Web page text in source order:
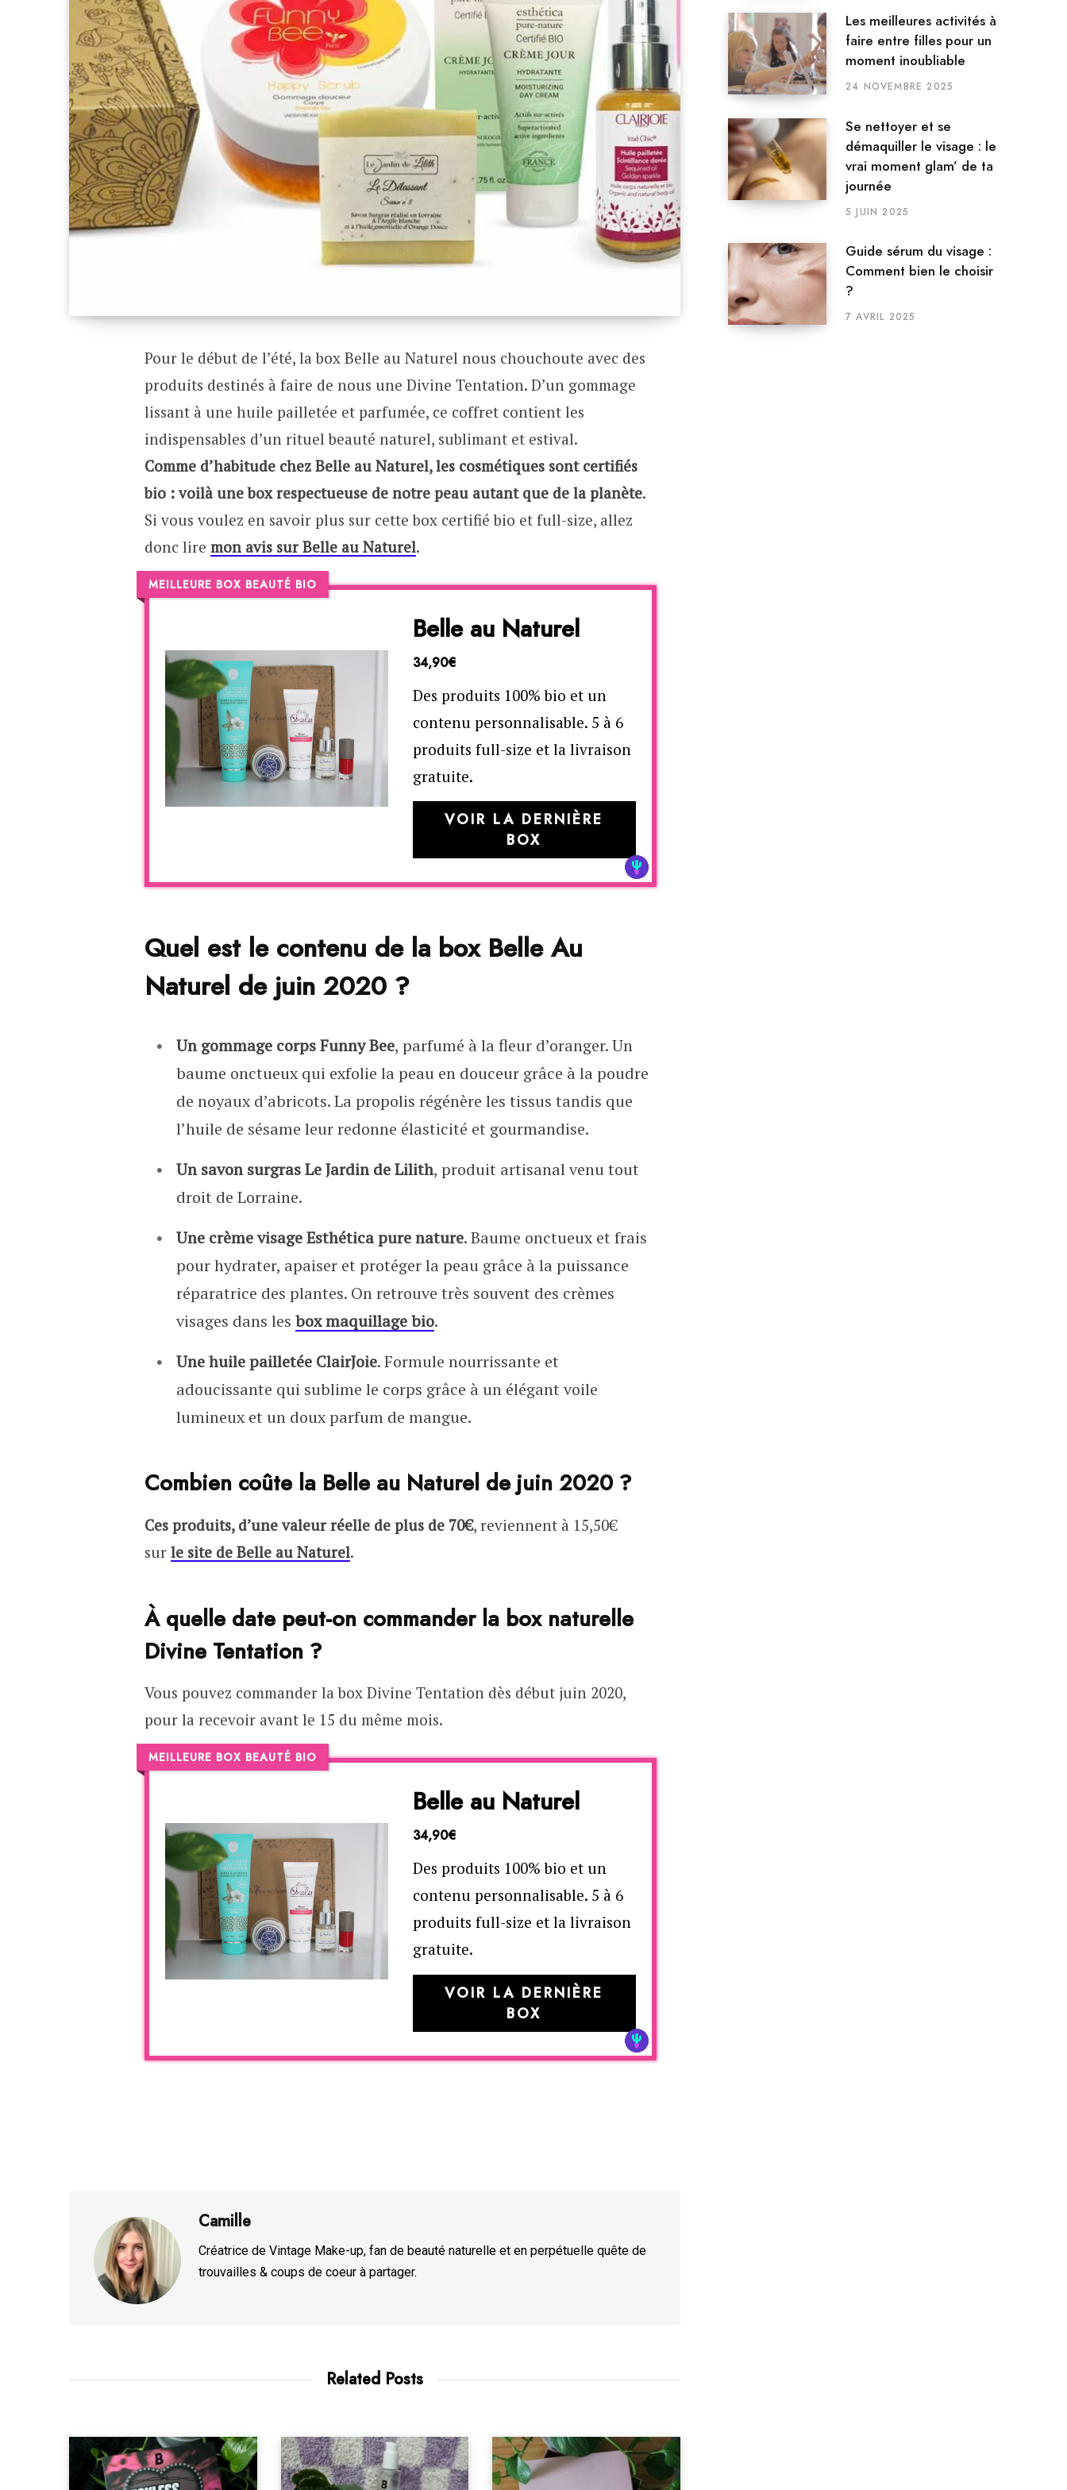
Pour le début de l’été, la box Belle au Naturel nous chouchoute avec des
produits destinés à faire de nous une Divine Tentation. D’un gommage
lissant à une huile pailletée et parfumée, ce coffret contient les
indispensables d’un rituel beauté naturel, sublimant et estival.
Comme d’habitude chez Belle au Naturel, les cosmétiques sont certifiés
bio : voilà une box respectueuse de notre peau autant que de la planète.
Si vous voulez en savoir plus sur cette box certifié bio et full-size, allez
donc lire mon avis sur Belle au Naturel.
MEILLEURE BOX BEAUTÉ BIO
Belle au Naturel
34,90€
Des produits 100% bio et un
contenu personnalisable. 5 à 6
produits full-size et la livraison
gratuite.
VOIR LA DERNIÈRE
BOX
Quel est le contenu de la box Belle Au
Naturel de juin 2020 ?
Un gommage corps Funny Bee, parfumé à la fleur d’oranger. Un
baume onctueux qui exfolie la peau en douceur grâce à la poudre
de noyaux d’abricots. La propolis régénère les tissus tandis que
l’huile de sésame leur redonne élasticité et gourmandise.
Un savon surgras Le Jardin de Lilith, produit artisanal venu tout
droit de Lorraine.
Une crème visage Esthética pure nature. Baume onctueux et frais
pour hydrater, apaiser et protéger la peau grâce à la puissance
réparatrice des plantes. On retrouve très souvent des crèmes
visages dans les box maquillage bio.
Une huile pailletée ClairJoie. Formule nourrissante et
adoucissante qui sublime le corps grâce à un élégant voile
lumineux et un doux parfum de mangue.
Combien coûte la Belle au Naturel de juin 2020 ?
Ces produits, d’une valeur réelle de plus de 70€, reviennent à 15,50€
sur le site de Belle au Naturel.
À quelle date peut-on commander la box naturelle
Divine Tentation ?
Vous pouvez commander la box Divine Tentation dès début juin 2020,
pour la recevoir avant le 15 du même mois.
MEILLEURE BOX BEAUTÉ BIO
Belle au Naturel
34,90€
Des produits 100% bio et un
contenu personnalisable. 5 à 6
produits full-size et la livraison
gratuite.
VOIR LA DERNIÈRE
BOX
Camille
Créatrice de Vintage Make-up, fan de beauté naturelle et en perpétuelle quête de
trouvailles & coups de coeur à partager.
Related Posts
Les meilleures activités à
faire entre filles pour un
moment inoubliable
24 NOVEMBRE 2025
Se nettoyer et se
démaquiller le visage : le
vrai moment glam’ de ta
journée
5 JUIN 2025
Guide sérum du visage :
Comment bien le choisir
?
7 AVRIL 2025